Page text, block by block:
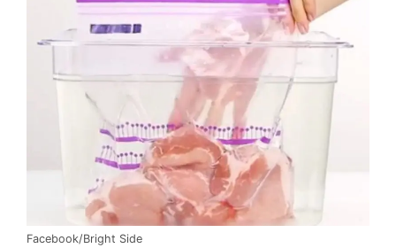
Facebook/Bright Side